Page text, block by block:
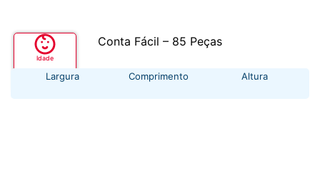
Idade
+ 3 anos
Conta Fácil – 85 Peças
Largura Comprimento Altura